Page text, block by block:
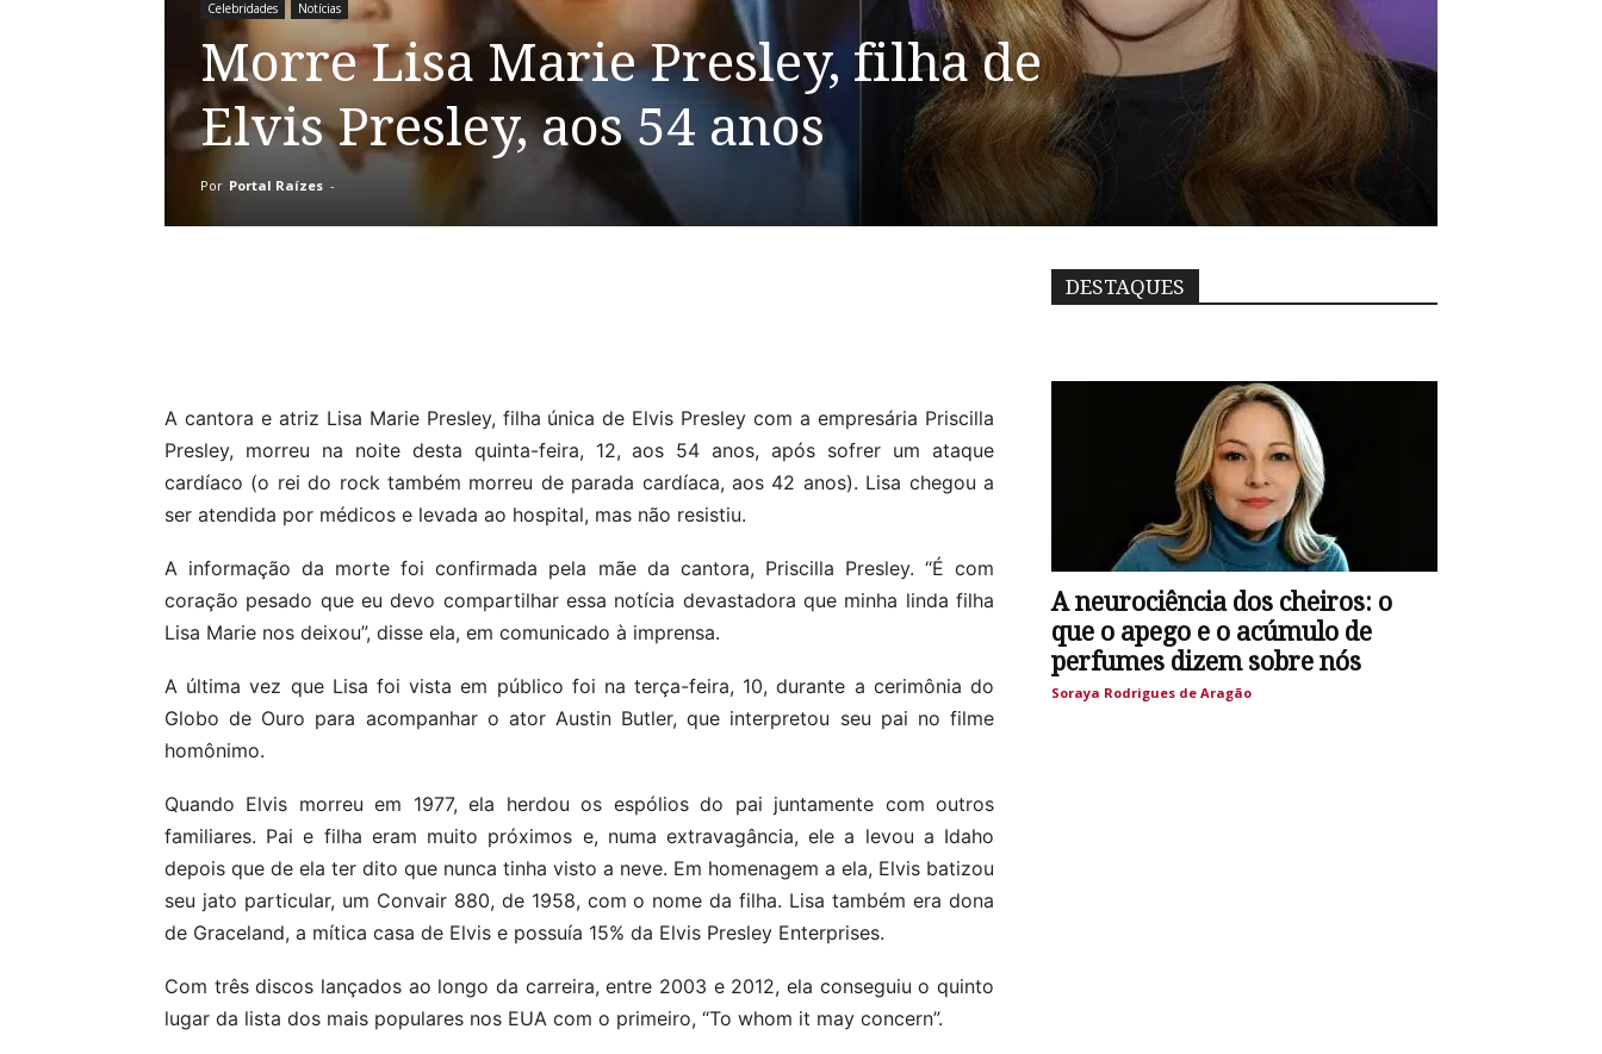
Celebridades Notícias
Morre Lisa Marie Presley, filha de
Elvis Presley, aos 54 anos
Por Portal Raízes -
A cantora e atriz Lisa Marie Presley, filha única de Elvis Presley com a empresária Priscilla
Presley, morreu na noite desta quinta-feira, 12, aos 54 anos, após sofrer um ataque
cardíaco (o rei do rock também morreu de parada cardíaca, aos 42 anos). Lisa chegou a
ser atendida por médicos e levada ao hospital, mas não resistiu.
A informação da morte foi confirmada pela mãe da cantora, Priscilla Presley. “É com
coração pesado que eu devo compartilhar essa notícia devastadora que minha linda filha
Lisa Marie nos deixou”, disse ela, em comunicado à imprensa.
A última vez que Lisa foi vista em público foi na terça-feira, 10, durante a cerimônia do
Globo de Ouro para acompanhar o ator Austin Butler, que interpretou seu pai no filme
homônimo.
Quando Elvis morreu em 1977, ela herdou os espólios do pai juntamente com outros
familiares. Pai e filha eram muito próximos e, numa extravagância, ele a levou a Idaho
depois que de ela ter dito que nunca tinha visto a neve. Em homenagem a ela, Elvis batizou
seu jato particular, um Convair 880, de 1958, com o nome da filha. Lisa também era dona
de Graceland, a mítica casa de Elvis e possuía 15% da Elvis Presley Enterprises.
Com três discos lançados ao longo da carreira, entre 2003 e 2012, ela conseguiu o quinto
lugar da lista dos mais populares nos EUA com o primeiro, “To whom it may concern”.
DESTAQUES
A neurociência dos cheiros: o
que o apego e o acúmulo de
perfumes dizem sobre nós
Soraya Rodrigues de Aragão